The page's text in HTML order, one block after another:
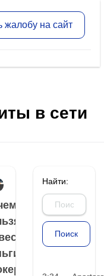
жалобу на сайт
в сети
с
Найти: